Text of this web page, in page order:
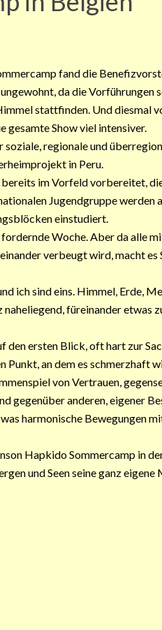
fand die
da die Vorführungen
stattfinden. Und diesmal
gesamte Show viel intensiver.
soziale, regionale und
in Peru.
bereits im Vorfeld vorbereitet,
Jugendgruppe werden
einstudiert.
Woche. Aber da alle
verbeugt wird, macht es
ich sind eins. Himmel, Erde,
naheliegend, füreinander etwas
den ersten Blick, oft hart zur
Punkt, an dem es schmerzhaft
von Vertrauen,
gegenüber anderen, eigener
harmonische Bewegungen
Hapkido Sommercamp in
und Seen seine ganz eigene